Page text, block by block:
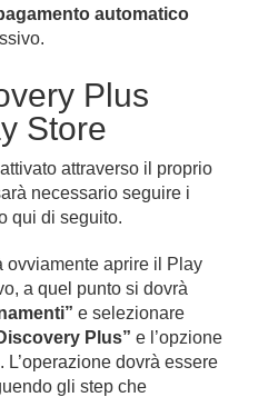
automatico
Plus
Store
attraverso il proprio
necessario seguire i
qui di seguito.
ovviamente aprire il Play
a quel punto si dovrà
e selezionare
Plus” e l’opzione
. L’operazione dovrà essere
gli step che